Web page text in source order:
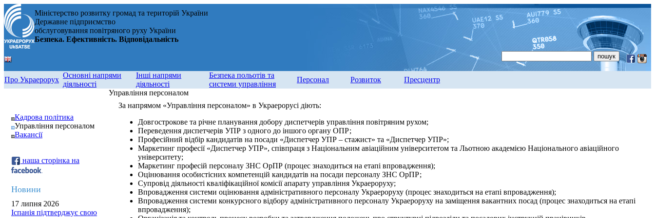
Міністерство розвитку громад та територій України
Державне підприємство
обслуговування повітряного руху України
Безпека. Ефективність. Відповідальність
Про Украерорух
Основні напрями
діяльності
Інші напрями
діяльності
Безпека польотів та
системи управління
Персонал Розвиток Пресцентр
Кадрова політика
Управління персоналом
Вакансії
наша сторінка на
Новини
17 липня 2026
Іспанія підтверджує свою
Управління персоналом
За напрямом «Управління персоналом» в Украерорусі діють:
Довгострокове та річне планування добору диспетчерів управління повітряним рухом;
Переведення диспетчерів УПР з одного до іншого органу ОПР;
Професійний відбір кандидатів на посади «Диспетчер УПР – стажист» та «Диспетчер УПР»;
Маркетинг професії «Диспетчер УПР», співпраця з Національним авіаційним університетом та Льотною академією Національного авіаційного
університету;
Маркетинг професій персоналу ЗНС ОрПР (процес знаходиться на етапі впровадження);
Оцінювання особистісних компетенцій кандидатів на посади персоналу ЗНС ОрПР;
Супровід діяльності кваліфікаційної комісії апарату управління Украероруху;
Впровадження системи оцінювання адміністративного персоналу Украероруху (процес знаходиться на етапі впровадження);
Впровадження системи конкурсного відбору адміністративного персоналу Украероруху на заміщення вакантних посад (процес знаходиться на етапі
впровадження);